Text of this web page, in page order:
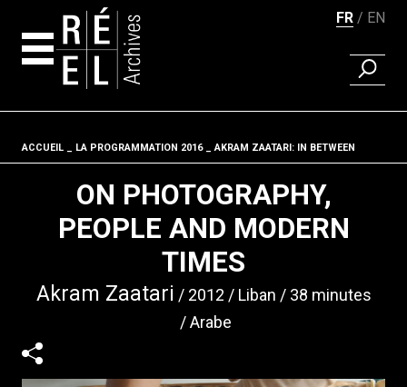
FR EN
Fil d'ariane
ACCUEIL LA PROGRAMMATION 2016 AKRAM ZAATARI: IN BETWEEN
ON PHOTOGRAPHY,
PEOPLE AND MODERN
TIMES
Akram Zaatari 2012 Liban
38 minutes
Arabe